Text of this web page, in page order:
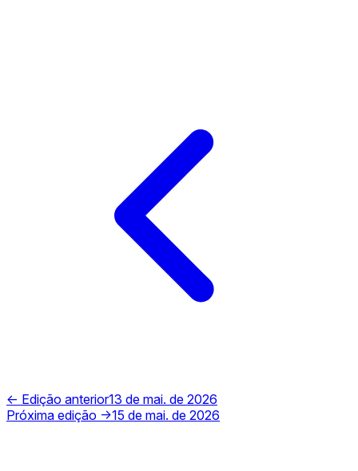
← Edição anterior13 de mai. de 2026
Próxima edição →15 de mai. de 2026